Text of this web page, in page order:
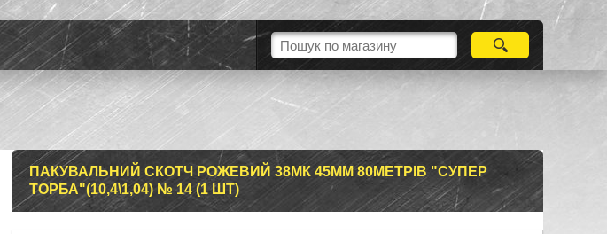
ПАКУВАЛЬНИЙ СКОТЧ РОЖЕВИЙ 38МК 45ММ 80МЕТРІВ "СУПЕР
ТОРБА"(10,4\1,04) № 14 (1 ШТ)